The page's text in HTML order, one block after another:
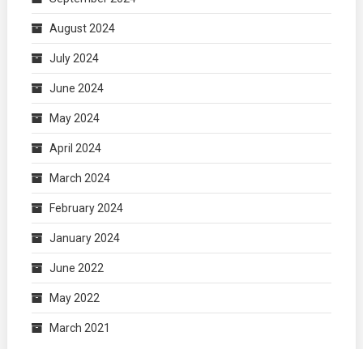
August 2024
July 2024
June 2024
May 2024
April 2024
March 2024
February 2024
January 2024
June 2022
May 2022
March 2021